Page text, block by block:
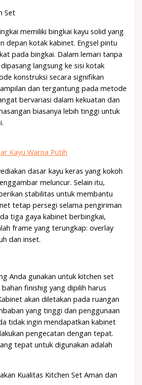
Set
memiliki bingkai kayu solid yang
depan kotak kabinet. Engsel pintu
pada bingkai. Dalam lemari tanpa
langsung ke sisi kotak
konstruksi secara signifikan
dan tergantung pada metode
bervariasi dalam kekuatan dan
biasanya lebih tinggi untuk
Kayu Warna Putih
dasar kayu keras yang kokoh
meluncur. Selain itu,
stabilitas untuk membantu
tetap persegi selama pengiriman
tiga gaya kabinet berbingkai,
frame yang terungkap: overlay
dan inset.
Anda gunakan untuk kitchen set
finishig yang dipilih harus
akan diletakan pada ruangan
yang tinggi dan penggunaan
tidak ingin mendapatkan kabinet
pengecatan dengan tepat.
tepat untuk digunakan adalah